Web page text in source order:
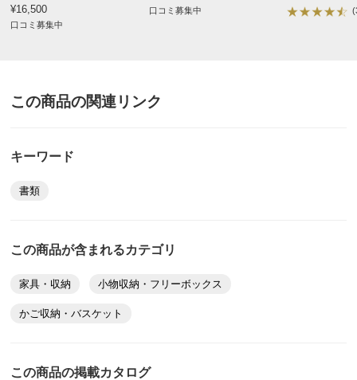
¥16,500
口コミ募集中
口コミ募集中
この商品の関連リンク
キーワード
書類
この商品が含まれるカテゴリ
家具・収納 小物収納・フリーボックス
かご収納・バスケット
この商品の掲載カタログ